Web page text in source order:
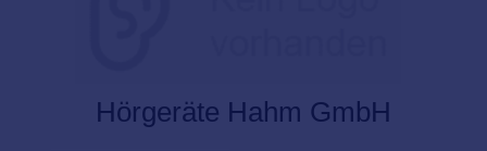
Hörgeräte Hahm GmbH